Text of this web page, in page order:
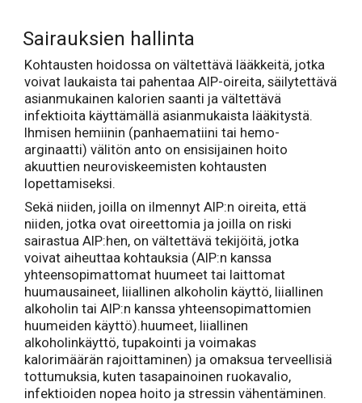
Sairauksien hallinta
Kohtausten hoidossa on vältettävä lääkkeitä, jotka
voivat laukaista tai pahentaa AIP-oireita, säilytettävä
asianmukainen kalorien saanti ja vältettävä
infektioita käyttämällä asianmukaista lääkitystä.
Ihmisen hemiinin (panhaematiini tai hemo-
arginaatti) välitön anto on ensisijainen hoito
akuuttien neuroviskeemisten kohtausten
lopettamiseksi.
Sekä niiden, joilla on ilmennyt AIP:n oireita, että
niiden, jotka ovat oireettomia ja joilla on riski
sairastua AIP:hen, on vältettävä tekijöitä, jotka
voivat aiheuttaa kohtauksia (AIP:n kanssa
yhteensopimattomat huumeet tai laittomat
huumausaineet, liiallinen alkoholin käyttö, liiallinen
alkoholin tai AIP:n kanssa yhteensopimattomien
huumeiden käyttö).huumeet, liiallinen
alkoholinkäyttö, tupakointi ja voimakas
kalorimäärän rajoittaminen) ja omaksua terveellisiä
tottumuksia, kuten tasapainoinen ruokavalio,
infektioiden nopea hoito ja stressin vähentäminen.